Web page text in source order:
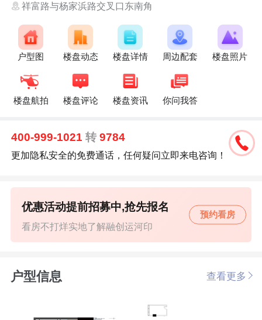
祥富路与杨家浜路交叉口东南角
户型图 楼盘动态 楼盘详情 周边配套 楼盘照片
楼盘航拍 楼盘评论 楼盘资讯 你问我答
400-999-1021转 9784
更加隐私安全的免费通话，任何疑问立即来电咨询！
看房不打烊实地了解融创运河印
优惠活动提前招募中,抢先报名
预约看房
户型信息 查看更多